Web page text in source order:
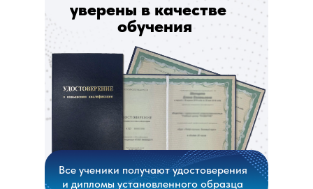
уверены в качестве
обучения
Все ученики получают удостоверения
и дипломы установленного образца